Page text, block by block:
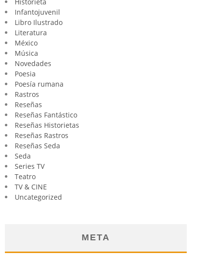
Infantojuvenil
Libro Ilustrado
Literatura
México
Música
Novedades
Poesia
Poesía rumana
Rastros
Reseñas
Reseñas Fantástico
Reseñas Historietas
Reseñas Rastros
Reseñas Seda
Seda
Series TV
Teatro
TV & CINE
Uncategorized
META